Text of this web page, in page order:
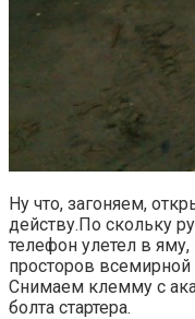
Ну что, загоняем,
действу.По скольку
телефон улетел в
просторов всемирной
Снимаем клемму с
болта стартера.